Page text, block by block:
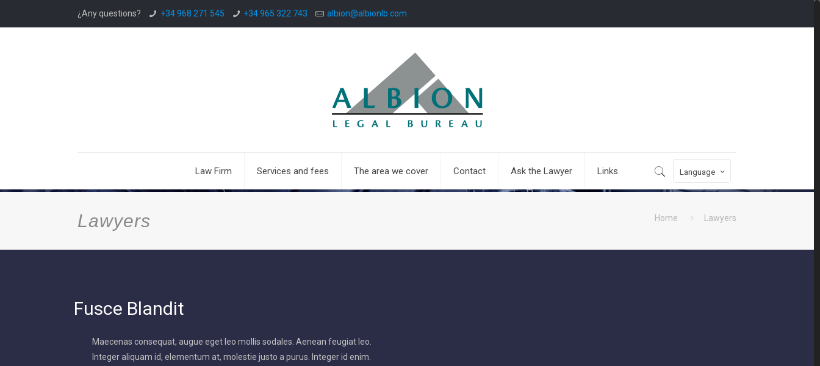
¿Any questions? +34 968 271 545 +34 965 322 743 albion@albionlb.com
Law Firm Services and fees The area we cover Contact Ask the Lawyer Links Language
Lawyers Home Lawyers
Fusce Blandit
Maecenas consequat, augue eget leo mollis sodales. Aenean feugiat leo.
Integer aliquam id, elementum at, molestie justo a purus. Integer id enim.